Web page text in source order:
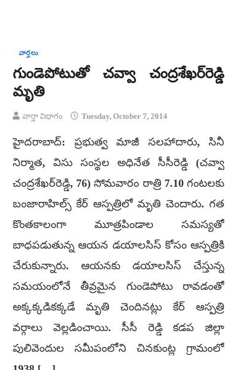
వార్తలు
గుండెపోటుతో చవ్వా చంద్రశేఖర్‌రెడ్డి
మృతి
వార్తా విభాగం Tuesday, October 7, 2014
హైదరాబాద్: ప్రభుత్వ మాజీ సలహాదారు, సినీ
నిర్మాత, విసు సంస్థల అధినేత సీసీరెడ్డి (చవ్వా
చంద్రశేఖర్‌రెడ్డి, 76) సోమవారం రాత్రి 7.10 గంటలకు
బంజారాహిల్స్ కేర్ ఆస్పత్రిలో మృతి చెందారు. గత
కొంతకాలంగా మూత్రపిండాల సమస్యతో
బాధపడుతున్న ఆయన డయాలసిస్ కోసం ఆస్పత్రికి
చేరుకున్నారు. ఆయనకు డయాలసిస్ చేస్తున్న
సమయంలోనే తీవ్రమైన గుండెపోటు రావడంతో
అక్కక్కడికక్కడే మృతి చెందినట్లు కేర్ ఆస్పత్రి
వర్గాలు వెల్లడించాయి. సీసీ రెడ్డి కడప జిల్లా
పులివెందుల సమీపంలోని చినకుంట్ల గ్రామంలో